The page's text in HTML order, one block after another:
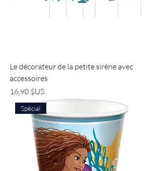
Le décorateur de la petite sirène avec
accessoires
Prix
16,90 $US
Spécial